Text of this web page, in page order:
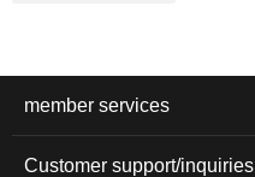
member services
Customer support/inquiries